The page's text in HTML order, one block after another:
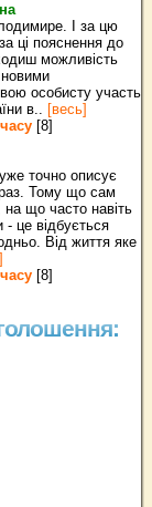
І за цю
ці пояснення до
можливість
новими
особисту участь
в.. [весь]
[8]
точно описує
Тому що сам
що часто навіть
- це відбується
Від життя яке
[8]